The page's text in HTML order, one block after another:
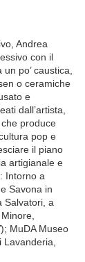
Andrea
con il
po’ caustica,
o ceramiche
e
dall’artista,
produce
pop e
il piano
artigianale e
Intorno a
Savona in
Salvatori, a
MuDA Museo
Lavanderia,